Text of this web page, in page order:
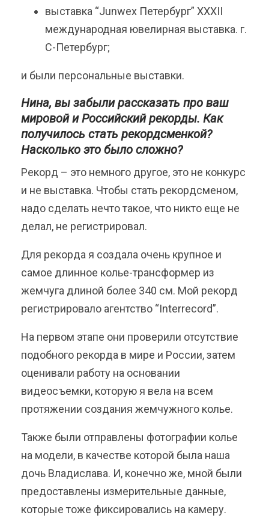
выставка “Junwex Петербург” ХХХII
международная ювелирная выставка. г.
С-Петербург;
и были персональные выставки.
Нина, вы забыли рассказать про ваш
мировой и Российский рекорды. Как
получилось стать рекордсменкой?
Насколько это было сложно?
Рекорд – это немного другое, это не конкурс
и не выставка. Чтобы стать рекордсменом,
надо сделать нечто такое, что никто еще не
делал, не регистрировал.
Для рекорда я создала очень крупное и
самое длинное колье-трансформер из
жемчуга длиной более 340 см. Мой рекорд
регистрировало агентство “Interrecord”.
На первом этапе они проверили отсутствие
подобного рекорда в мире и России, затем
оценивали работу на основании
видеосъемки, которую я вела на всем
протяжении создания жемчужного колье.
Также были отправлены фотографии колье
на модели, в качестве которой была наша
дочь Владислава. И, конечно же, мной были
предоставлены измерительные данные,
которые тоже фиксировались на камеру.